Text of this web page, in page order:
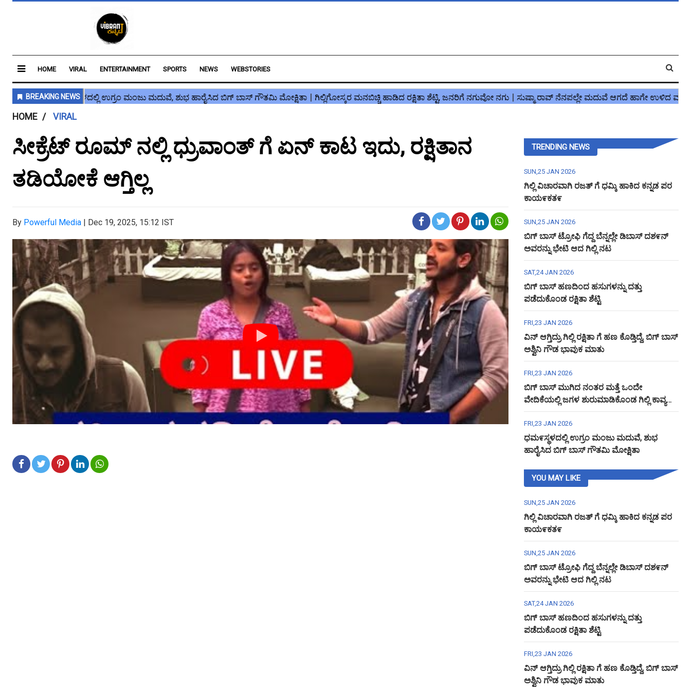
HOME VIRAL ENTERTAINMENT SPORTS NEWS WEBSTORIES
HOME VIRAL
ಸೀಕ್ರೆಟ್ ರೂಮ್ ನಲ್ಲಿ ಧ್ರುವಾಂತ್ ಗೆ ಏನ್ ಕಾಟ ಇದು, ರಕ್ಷಿತಾನ
ತಡಿಯೋಕೆ ಆಗ್ತಿಲ್ಲ
By Powerful Media | Dec 19, 2025, 15:12 IST
TRENDING NEWS
SUN,25 JAN 2026
ಗಿಲ್ಲಿ ವಿಚಾರವಾಗಿ ರಜತ್ ಗೆ ಧಮ್ಕಿ ಹಾಕಿದ ಕನ್ನಡ ಪರ
ಕಾಯ೯ಕತ೯
SUN,25 JAN 2026
ಬಿಗ್ ಬಾಸ್ ಟ್ರೋಫಿ ಗೆದ್ದ ಬೆನ್ನಲ್ಲೇ ಡಿಬಾಸ್ ದಶ೯ನ್
ಅವರನ್ನು ಭೇಟಿ ಆದ ಗಿಲ್ಲಿ ನಟ
SAT,24 JAN 2026
ಬಿಗ್ ಬಾಸ್ ಹಣದಿಂದ ಹಸುಗಳನ್ನು ದತ್ತು
ಪಡೆದುಕೊಂಡ ರಕ್ಷಿತಾ ಶೆಟ್ಟಿ
FRI,23 JAN 2026
ವಿನ್ ಆಗ್ತಿದ್ರು ಗಿಲ್ಲಿ ರಕ್ಷಿತಾ ಗೆ ಹಣ ಕೊಡ್ತಿದ್ದೆ, ಬಿಗ್ ಬಾಸ್
ಅಶ್ವಿನಿ ಗೌಡ ಭಾವುಕ ಮಾತು
FRI,23 JAN 2026
ಬಿಗ್ ಬಾಸ್ ಮುಗಿದ ನಂತರ ಮತ್ತೆ ಒಂದೇ
ವೇದಿಕೆಯಲ್ಲಿ ಜಗಳ ಶುರುಮಾಡಿಕೊಂಡ ಗಿಲ್ಲಿ ಕಾವ್ಯ
ಅಶ್ವಿನಿ ಗೌಡ
FRI,23 JAN 2026
ಧಮ೯ಸ್ಥಳದಲ್ಲಿ ಉಗ್ರಂ ಮಂಜು ಮದುವೆ, ಶುಭ
ಹಾರೈಸಿದ ಬಿಗ್ ಬಾಸ್ ಗೌತಮಿ ಮೋಕ್ಷಿತಾ
YOU MAY LIKE
SUN,25 JAN 2026
ಗಿಲ್ಲಿ ವಿಚಾರವಾಗಿ ರಜತ್ ಗೆ ಧಮ್ಕಿ ಹಾಕಿದ ಕನ್ನಡ ಪರ
ಕಾಯ೯ಕತ೯
SUN,25 JAN 2026
ಬಿಗ್ ಬಾಸ್ ಟ್ರೋಫಿ ಗೆದ್ದ ಬೆನ್ನಲ್ಲೇ ಡಿಬಾಸ್ ದಶ೯ನ್
ಅವರನ್ನು ಭೇಟಿ ಆದ ಗಿಲ್ಲಿ ನಟ
SAT,24 JAN 2026
ಬಿಗ್ ಬಾಸ್ ಹಣದಿಂದ ಹಸುಗಳನ್ನು ದತ್ತು
ಪಡೆದುಕೊಂಡ ರಕ್ಷಿತಾ ಶೆಟ್ಟಿ
FRI,23 JAN 2026
ವಿನ್ ಆಗ್ತಿದ್ರು ಗಿಲ್ಲಿ ರಕ್ಷಿತಾ ಗೆ ಹಣ ಕೊಡ್ತಿದ್ದೆ, ಬಿಗ್ ಬಾಸ್
ಅಶ್ವಿನಿ ಗೌಡ ಭಾವುಕ ಮಾತು